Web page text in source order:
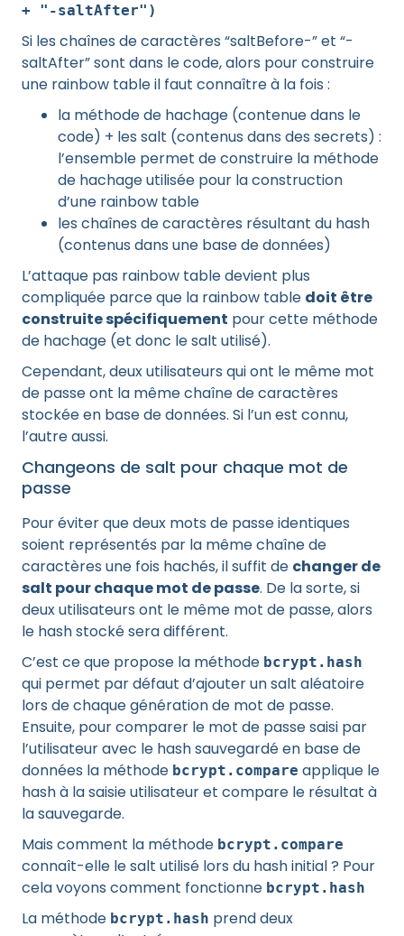
+ "-saltAfter")
Si les chaînes de caractères “saltBefore-” et “-
saltAfter” sont dans le code, alors pour construire
une rainbow table il faut connaître à la fois :
la méthode de hachage (contenue dans le
code) + les salt (contenus dans des secrets) :
l’ensemble permet de construire la méthode
de hachage utilisée pour la construction
d’une rainbow table
les chaînes de caractères résultant du hash
(contenus dans une base de données)
L’attaque pas rainbow table devient plus
compliquée parce que la rainbow table doit être
construite spécifiquement pour cette méthode
de hachage (et donc le salt utilisé).
Cependant, deux utilisateurs qui ont le même mot
de passe ont la même chaîne de caractères
stockée en base de données. Si l’un est connu,
l’autre aussi.
Changeons de salt pour chaque mot de
passe
Pour éviter que deux mots de passe identiques
soient représentés par la même chaîne de
caractères une fois hachés, il suffit de changer de
salt pour chaque mot de passe. De la sorte, si
deux utilisateurs ont le même mot de passe, alors
le hash stocké sera différent.
C’est ce que propose la méthode bcrypt.hash
qui permet par défaut d’ajouter un salt aléatoire
lors de chaque génération de mot de passe.
Ensuite, pour comparer le mot de passe saisi par
l’utilisateur avec le hash sauvegardé en base de
données la méthode bcrypt.compare applique le
hash à la saisie utilisateur et compare le résultat à
la sauvegarde.
Mais comment la méthode bcrypt.compare
connaît-elle le salt utilisé lors du hash initial ? Pour
cela voyons comment fonctionne bcrypt.hash
La méthode bcrypt.hash prend deux